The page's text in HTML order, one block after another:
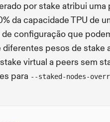
por stake atribui uma
da capacidade TPU de
configuração que
pesos de stake
virtual a peers sem
para --staked-nodes-